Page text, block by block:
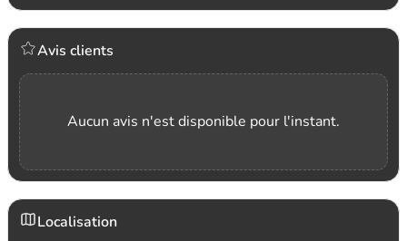
Avis clients
Aucun avis n'est disponible pour l'instant.
Localisation